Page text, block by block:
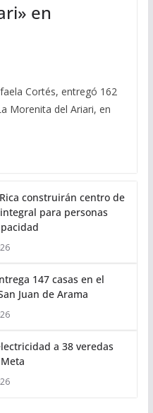
en
Cortés, entregó 162
Morenita del Ariari, en
construirán centro de
para personas
147 casas en el
Juan de Arama
a 38 veredas